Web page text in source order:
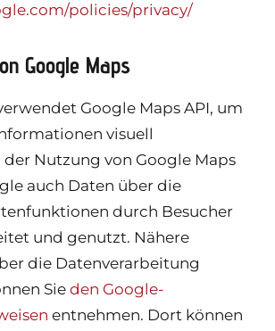
policies/privacy/
Google Maps
Google Maps API, um
visuell
Nutzung von Google Maps
auch Daten über die
durch Besucher
und genutzt. Nähere
die Datenverarbeitung
Sie den Google-
entnehmen. Dort können